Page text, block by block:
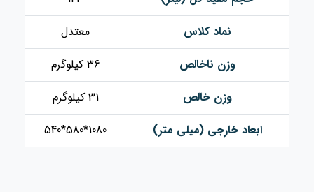
نماد کلاس
معتدل
وزن ناخالص
36 کیلوگرم
وزن خالص
31 کیلوگرم
ابعاد خارجی (میلی متر)
1080*580*540